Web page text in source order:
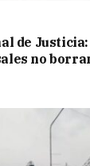
de Justicia:
no